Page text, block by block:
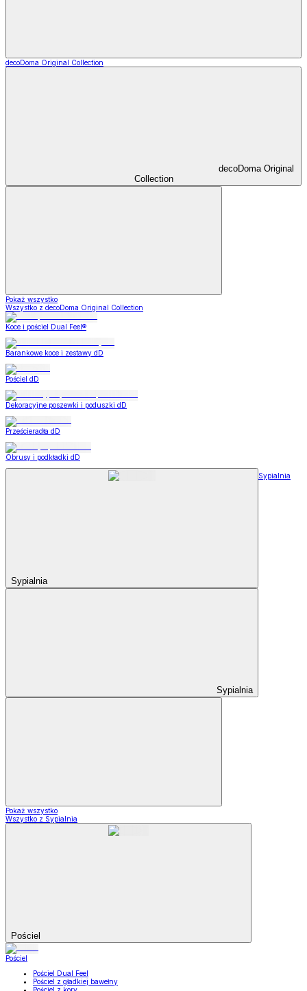
decoDoma Original Collection
decoDoma Original
Collection
Pokaż wszystko
Wszystko z decoDoma Original Collection
Koce i pościel Dual Feel®
Barankowe koce i zestawy dD
Pościel dD
Dekoracyjne poszewki i poduszki dD
Prześcieradła dD
Obrusy i podkładki dD
Sypialnia
Sypialnia
Sypialnia
Pokaż wszystko
Wszystko z Sypialnia
Pościel
Pościel
Pościel Dual Feel
Pościel z gładkiej bawełny